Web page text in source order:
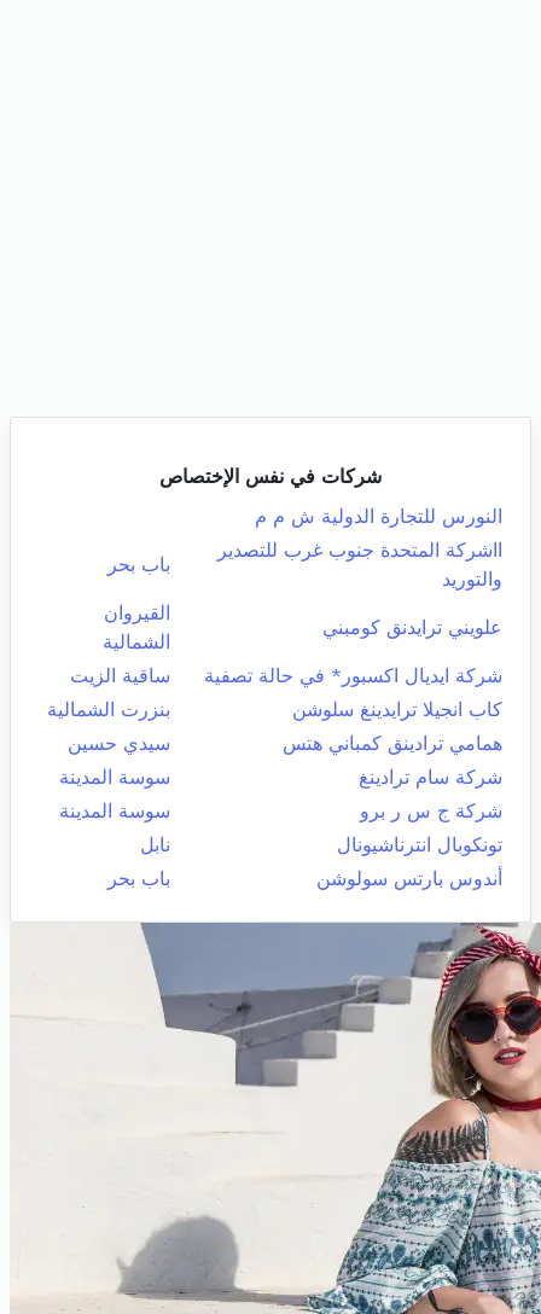
شركات في نفس الإختصاص
النورس للتجارة الدولية ش م م
ااشركة المتحدة جنوب غرب للتصدير
والتوريد
باب بحر
علويني ترايدنق كومبني
القيروان
الشمالية
شركة ايديال اكسبور* في حالة تصفية
ساقية الزيت
كاب انجيلا ترايدينغ سلوشن
بنزرت الشمالية
همامي ترادينق كمباني هتس
سيدي حسين
شركة سام ترادينغ
سوسة المدينة
شركة ج س ر برو
سوسة المدينة
تونكوبال انترناشيونال
نابل
أندوس بارتس سولوشن
باب بحر